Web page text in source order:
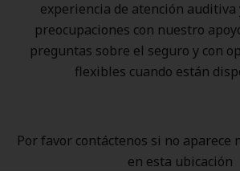
experiencia de atención
preocupaciones con nuestro
preguntas sobre el seguro y con
flexibles cuando están
Por favor contáctenos si no aparece
en esta ubicación